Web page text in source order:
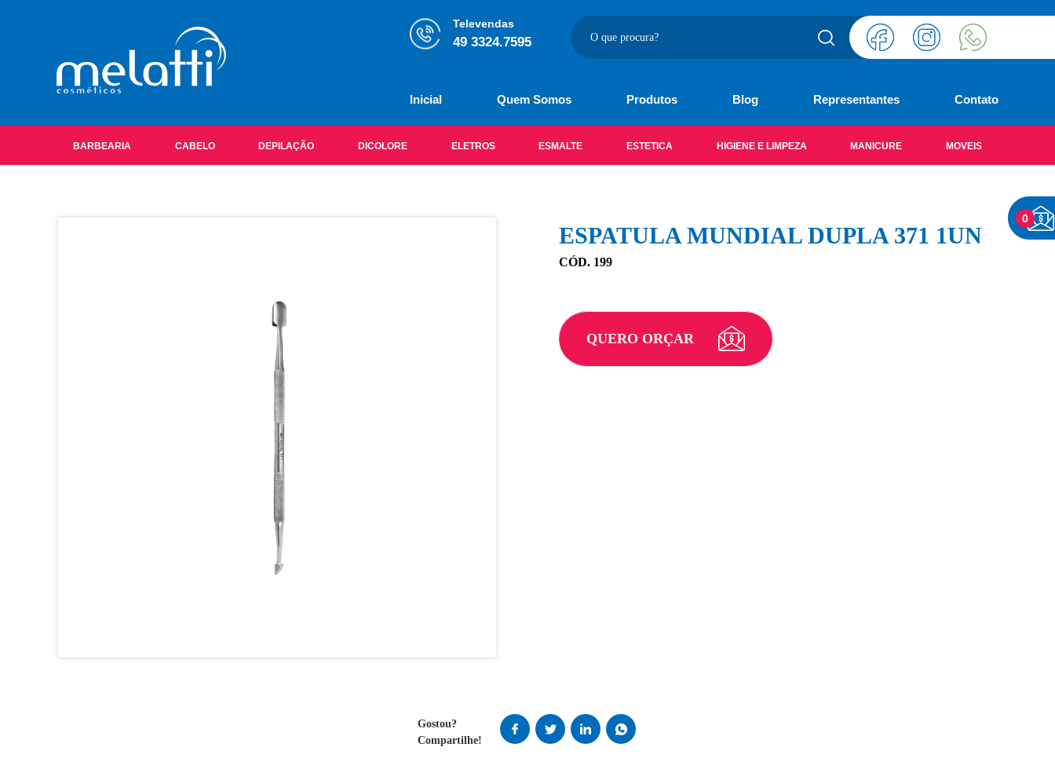
Televendas
49 3324.7595
Inicial Quem Somos Produtos Blog Representantes Contato
BARBEARIA CABELO DEPILAÇÃO DICOLORE ELETROS ESMALTE ESTETICA HIGIENE E LIMPEZA MANICURE MOVEIS
0
ESPATULA MUNDIAL DUPLA 371 1UN
CÓD. 199
QUERO ORÇAR
Gostou?
Compartilhe!